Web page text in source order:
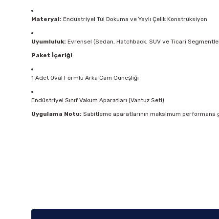
Materyal: Endüstriyel Tül Dokuma ve Yaylı Çelik Konstrüksiyon
Uyumluluk: Evrensel (Sedan, Hatchback, SUV ve Ticari
Paket İçeriği
1 Adet Oval Formlu Arka Cam Güneşliği
Endüstriyel Sınıf Vakum Aparatları (Vantuz Seti)
Uygulama Notu: Sabitleme aparatlarının maksimum performans